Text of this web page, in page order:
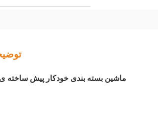
ماشین بسته بندی خودکار پیش ساخته ی